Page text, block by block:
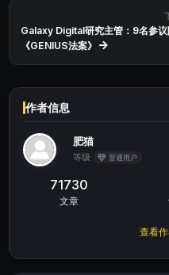
Galaxy Digital研究主管：9名参
《GENIUS法案》
作者信息
肥猫
等级 普通用户
71730
文章
查看